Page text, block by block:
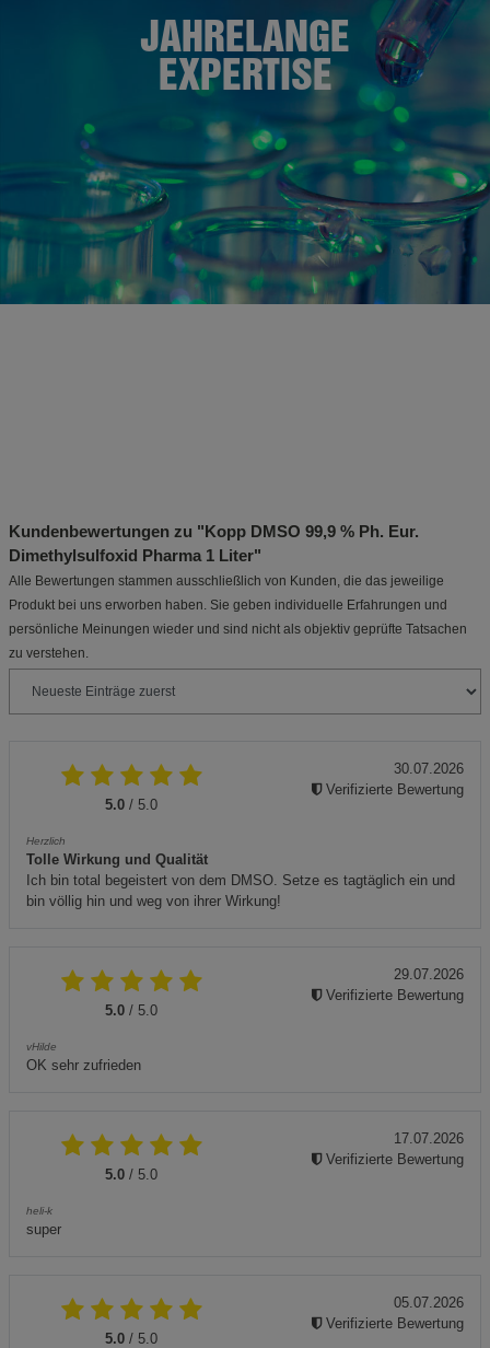
JAHRELANGE
EXPERTISE
Kundenbewertungen zu "Kopp DMSO 99,9 % Ph. Eur.
Dimethylsulfoxid Pharma 1 Liter"
Alle Bewertungen stammen ausschließlich von Kunden, die das jeweilige
Produkt bei uns erworben haben. Sie geben individuelle Erfahrungen und
persönliche Meinungen wieder und sind nicht als objektiv geprüfte Tatsachen
zu verstehen.
5.0 / 5.0
Herzlich
Tolle Wirkung und Qualität
Ich bin total begeistert von dem DMSO. Setze es tagtäglich ein und
bin völlig hin und weg von ihrer Wirkung!
30.07.2026
Verifizierte Bewertung
5.0 / 5.0
vHilde
OK sehr zufrieden
29.07.2026
Verifizierte Bewertung
5.0 / 5.0
heli-k
super
17.07.2026
Verifizierte Bewertung
5.0 / 5.0
05.07.2026
Verifizierte Bewertung